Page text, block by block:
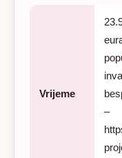
Vrijeme
–